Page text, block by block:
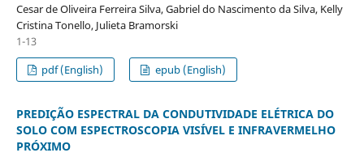
Cesar de Oliveira Ferreira Silva, Gabriel do Nascimento da Silva, Kelly
Cristina Tonello, Julieta Bramorski
1-13
pdf (English)
epub (English)
PREDIÇÃO ESPECTRAL DA CONDUTIVIDADE ELÉTRICA DO
SOLO COM ESPECTROSCOPIA VISÍVEL E INFRAVERMELHO
PRÓXIMO